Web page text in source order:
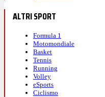
ALTRI SPORT
Formula 1
Motomondiale
Basket
Tennis
Running
Volley
eSports
Ciclismo